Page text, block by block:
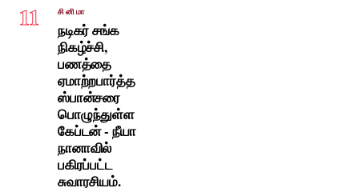
11 சினிமா
நடிகர் சங்க
நிகழ்ச்சி,
பணத்தை
ஏமாற்றபார்த்த
ஸ்பான்சரை
பொழுந்துள்ள
கேப்டன் - நீயா
நானாவில்
பகிரப்பட்ட
சுவாரசியம்.